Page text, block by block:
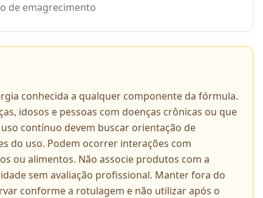
de emagrecimento
conhecida a qualquer componente da fórmula.
idosos e pessoas com doenças crônicas ou que
contínuo devem buscar orientação de
do uso. Podem ocorrer interações com
ou alimentos. Não associe produtos com a
sem avaliação profissional. Manter fora do
conforme a rotulagem e não utilizar após o